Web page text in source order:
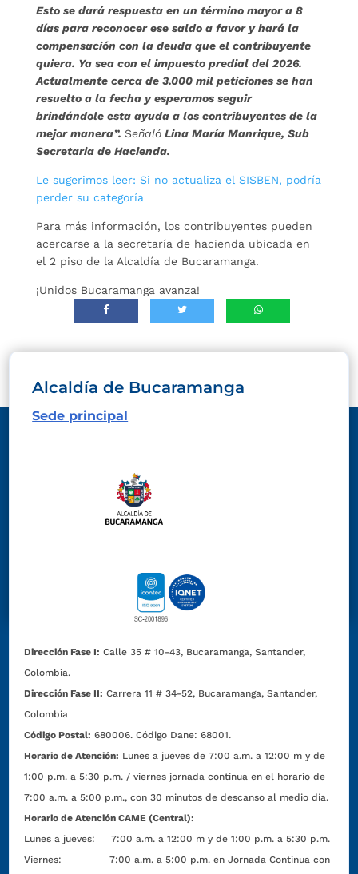
Esto se dará respuesta en un término mayor a 8
días para reconocer ese saldo a favor y hará la
compensación con la deuda que el contribuyente
quiera. Ya sea con el impuesto predial del 2026.
Actualmente cerca de 3.000 mil peticiones se han
resuelto a la fecha y esperamos seguir
brindándole esta ayuda a los contribuyentes de la
mejor manera”. SeñalóLina María Manrique, Sub
Secretaria de Hacienda.
Le sugerimos leer: Si no actualiza el SISBEN, podría
perder su categoría
Para más información, los contribuyentes pueden
acercarse a la secretaría de hacienda ubicada en
el 2 piso de la Alcaldía de Bucaramanga.
¡Unidos Bucaramanga avanza!
Alcaldía de Bucaramanga
Sede principal
Dirección Fase I: Calle 35 # 10-43, Bucaramanga, Santander,
Colombia.
Dirección Fase II: Carrera 11 # 34-52, Bucaramanga, Santander,
Colombia
Código Postal: 680006. Código Dane: 68001.
Horario de Atención: Lunes a jueves de 7:00 a.m. a 12:00 m y de
1:00 p.m. a 5:30 p.m. / viernes jornada continua en el horario de
7:00 a.m. a 5:00 p.m., con 30 minutos de descanso al medio día.
Horario de Atención CAME (Central):
Lunes a jueves: 7:00 a.m. a 12:00 m y de 1:00 p.m. a 5:30 p.m.
Viernes: 7:00 a.m. a 5:00 p.m. en Jornada Continua con